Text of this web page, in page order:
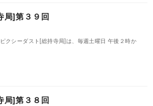
局]第３９回
クシーダスト[総持寺局]は、毎週土曜日 午後２時か
局]第３８回